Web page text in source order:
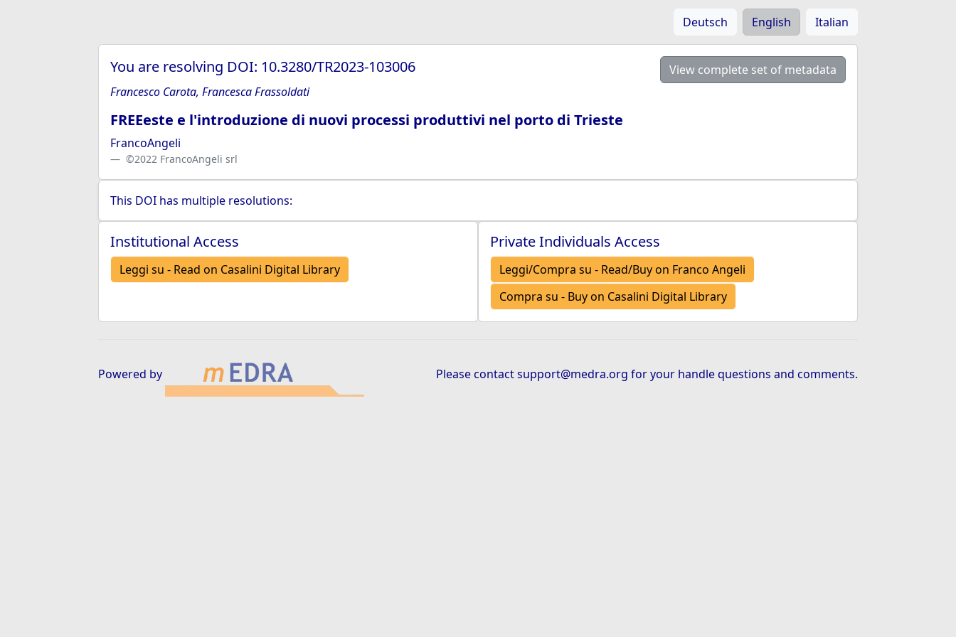
Deutsch English Italian
You are resolving DOI: 10.3280/TR2023-103006
View complete set of metadata
Francesco Carota, Francesca Frassoldati
FREEeste e l'introduzione di nuovi processi produttivi nel porto di Trieste
FrancoAngeli
©2022 FrancoAngeli srl
This DOI has multiple resolutions:
Institutional Access
Leggi su - Read on Casalini Digital Library
Private Individuals Access
Leggi/Compra su - Read/Buy on Franco Angeli
Compra su - Buy on Casalini Digital Library
Powered by Please contactsupport@medra.org for your handle questions and comments.